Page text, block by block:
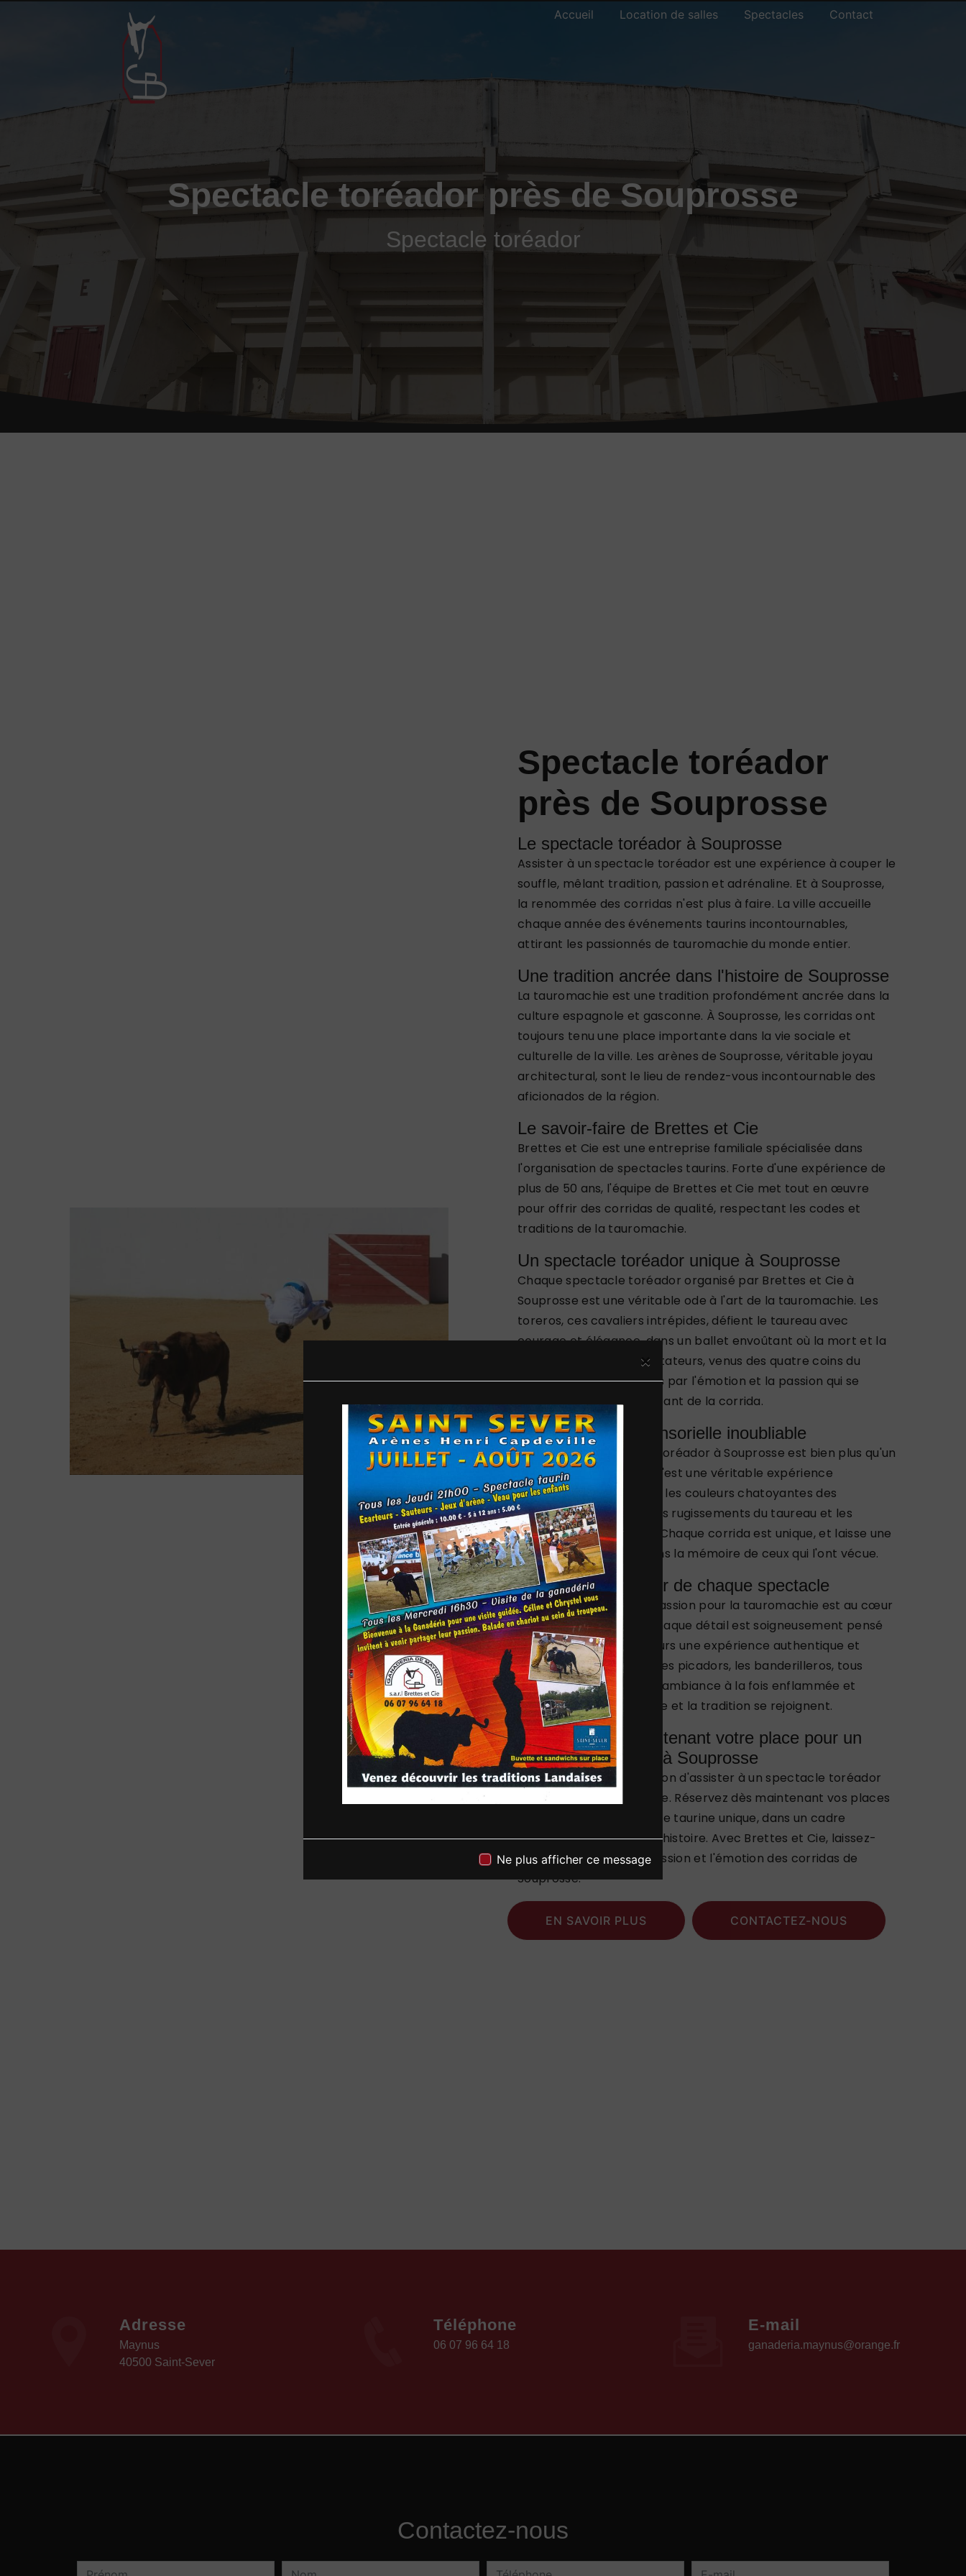
×
Ne plus afficher ce message
Accueil Location de salles Spectacles Contact
Spectacle toréador près de Souprosse
Spectacle toréador
Spectacle toréador
près de Souprosse
Le spectacle toréador à Souprosse
Assister à un spectacle toréador est une expérience à couper le
souffle, mêlant tradition, passion et adrénaline. Et à Souprosse,
la renommée des corridas n'est plus à faire. La ville accueille
chaque année des événements taurins incontournables,
attirant les passionnés de tauromachie du monde entier.
Une tradition ancrée dans l'histoire de Souprosse
La tauromachie est une tradition profondément ancrée dans la
culture espagnole et gasconne. À Souprosse, les corridas ont
toujours tenu une place importante dans la vie sociale et
culturelle de la ville. Les arènes de Souprosse, véritable joyau
architectural, sont le lieu de rendez-vous incontournable des
aficionados de la région.
Le savoir-faire de Brettes et Cie
Brettes et Cie est une entreprise familiale spécialisée dans
l'organisation de spectacles taurins. Forte d'une expérience de
plus de 50 ans, l'équipe de Brettes et Cie met tout en œuvre
pour offrir des corridas de qualité, respectant les codes et
traditions de la tauromachie.
Un spectacle toréador unique à Souprosse
Chaque spectacle toréador organisé par Brettes et Cie à
Souprosse est une véritable ode à l'art de la tauromachie. Les
toreros, ces cavaliers intrépides, défient le taureau avec
courage et élégance, dans un ballet envoûtant où la mort et la
vie se côtoient. Les spectateurs, venus des quatre coins du
monde, sont transportés par l'émotion et la passion qui se
dégagent de chaque instant de la corrida.
Une expérience sensorielle inoubliable
Assister à un spectacle toréador à Souprosse est bien plus qu'un
simple divertissement. C'est une véritable expérience
sensorielle, où se mêlent les couleurs chatoyantes des
costumes des toreros, les rugissements du taureau et les
acclamations du public. Chaque corrida est unique, et laisse une
empreinte indélébile dans la mémoire de ceux qui l'ont vécue.
La passion au cœur de chaque spectacle
Chez Brettes et Cie, la passion pour la tauromachie est au cœur
de chaque spectacle. Chaque détail est soigneusement pensé
pour offrir aux spectateurs une expérience authentique et
inoubliable. Les toreros, les picadors, les banderilleros, tous
contribuent à créer une ambiance à la fois enflammée et
solennelle, où la bravoure et la tradition se rejoignent.
Réservez dès maintenant votre place pour un
spectacle toréador à Souprosse
Ne manquez pas l'occasion d'assister à un spectacle toréador
exceptionnel à Souprosse. Réservez dès maintenant vos places
pour vivre une expérience taurine unique, dans un cadre
authentique et chargé d'histoire. Avec Brettes et Cie, laissez-
vous emporter par la passion et l'émotion des corridas de
Souprosse.
EN SAVOIR PLUS CONTACTEZ-NOUS
Adresse
Maynus
40500 Saint-Sever
Téléphone
06 07 96 64 18
E-mail
ganaderia.maynus@orange.fr
Contactez-nous
Panneau de gestion des cookies